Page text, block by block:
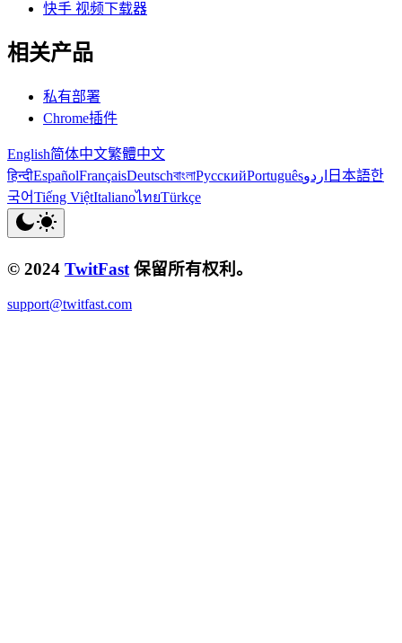
快手 视频下载器
相关产品
私有部署
Chrome插件
English简体中文繁體中文
हिन्दीEspañolFrançaisDeutschবাংলাРусскийPortuguêsاردو 日本語한
국어Tiếng ViệtItalianoไทยTürkçe
© 2024 TwitFast 保留所有权利。
support@twitfast.com